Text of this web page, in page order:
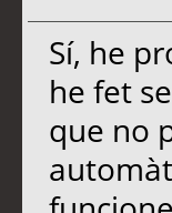
Sí, he
he fet
que no